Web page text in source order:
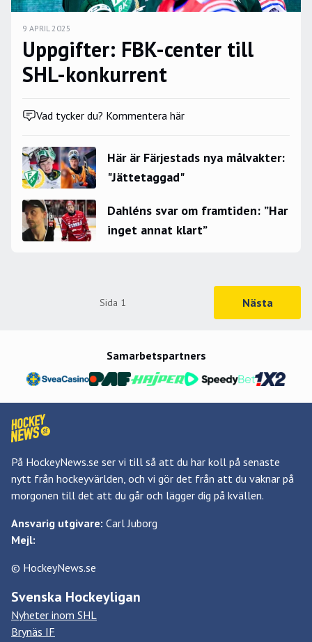
9 APRIL 2025
Uppgifter: FBK-center till
SHL-konkurrent
Vad tycker du? Kommentera här
Här är Färjestads nya målvakter:
"Jättetaggad"
Dahléns svar om framtiden: ”Har
inget annat klart”
Sida 1 Nästa
Samarbetspartners
På HockeyNews.se ser vi till så att du har koll på senaste
nytt från hockeyvärlden, och vi gör det från att du vaknar på
morgonen till det att du går och lägger dig på kvällen.
Ansvarig utgivare: Carl Juborg
Mejl:
© HockeyNews.se
Svenska Hockeyligan
Nyheter inom SHL
Brynäs IF